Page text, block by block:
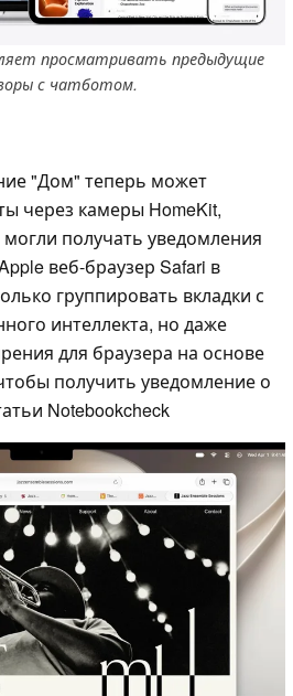
просматривать предыдущие
с чатботом.
"Дом" теперь может
через камеры HomeKit,
получать уведомления
веб-браузер Safari в
группировать вкладки с
интеллекта, но даже
для браузера на основе
получить уведомление о
Notebookcheck